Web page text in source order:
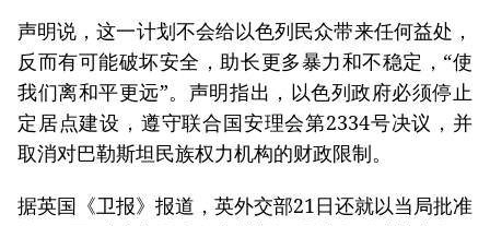
声明说，这一计划不会给以色列民众带来任何益处，
反而有可能破坏安全，助长更多暴力和不稳定，“使
我们离和平更远”。声明指出，以色列政府必须停止
定居点建设，遵守联合国安理会第2334号决议，并
取消对巴勒斯坦民族权力机构的财政限制。
据英国《卫报》报道，英外交部21日还就以当局批准